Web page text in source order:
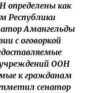
определены как
Республики
Амангельды
с оговоркой
ООН
к гражданам
сенатор